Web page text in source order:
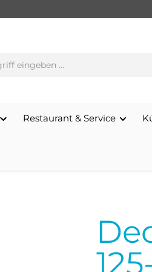
Restaurant & Service